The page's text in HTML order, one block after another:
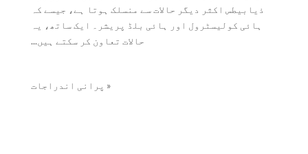
ذیابیطس اکثر دیگر حالات سے منسلک ہوتا ہے، جیسے کہ
ہائی کولیسٹرول اور ہائی بلڈ پریشر۔ ایک ساتھ، یہ
حالات تعاون کر سکتے ہیں...
« پرانی اندراجات